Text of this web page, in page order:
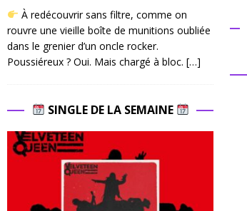
À redécouvrir sans filtre, comme on
rouvre une vieille boîte de munitions oubliée
dans le grenier d’un oncle rocker.
Poussiéreux ? Oui. Mais chargé à bloc. […]
SINGLE DE LA SEMAINE